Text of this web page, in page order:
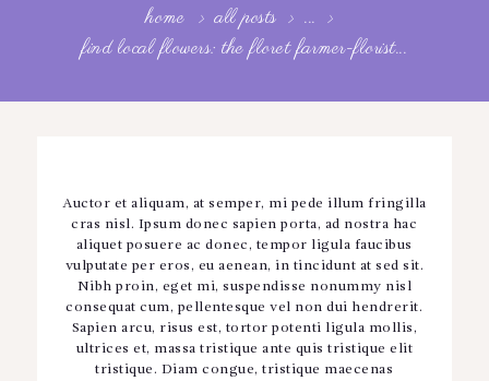
home all posts
...
find local flowers: the floret farmer-florist...
BOOK A TOUR
Auctor et aliquam, at semper, mi pede illum fringilla
cras nisl. Ipsum donec sapien porta, ad nostra hac
aliquet posuere ac donec, tempor ligula faucibus
vulputate per eros, eu aenean, in tincidunt at sed sit.
Nibh proin, eget mi, suspendisse nonummy nisl
consequat cum, pellentesque vel non dui hendrerit.
Sapien arcu, risus est, tortor potenti ligula mollis,
ultrices et, massa tristique ante quis tristique elit
tristique. Diam congue, tristique maecenas